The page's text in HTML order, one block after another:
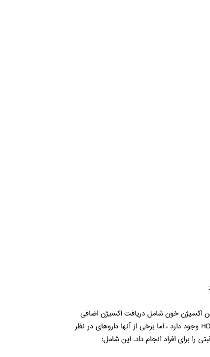
اکسیژن خون شامل دریافت اکسیژن اضافی
است. این کار را می توان در خانه انجام داد که به آن اکسیژن درمانی یا HOT گفته می شود. دستگاههای مختلفی برای تهیه و نظارت بر HOT وجود دارد ، اما برخی از آنها داروهای در نظر
برای افراد انجام داد. این شامل: